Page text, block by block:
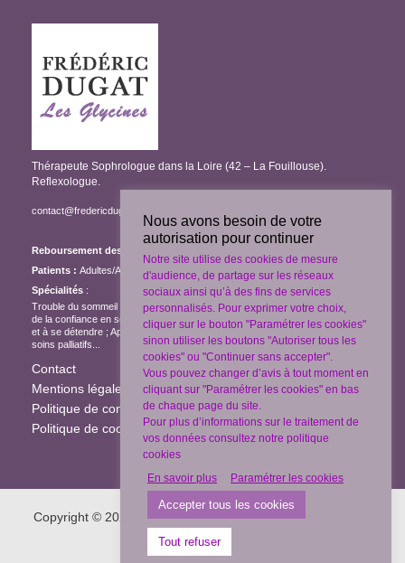
Thérapeute Sophrologue dans la Loire (42 – La Fouillouse).
Reflexologue.
contact@fredericdugat-sophrologie.fr
Reboursement des séances :
Patients : Adultes/Adolescents/Enfants
Spécialités :
Trouble du sommeil ; Gestion du stress et de ses émotions ; Développement
de la confiance en soi ; Développement du lâcher prise ; Apprendre à respirer
et à se détendre ; Apprendre à positiver ; Accompagnement du deuil et des
soins palliatifs...
Contact
Mentions légales
Politique de confidentialité
Politique de cookies / Gérer mes cookies
Copyright © 2026 - Frédéric Dugat | Site créé par
Nous avons besoin de votre
autorisation pour continuer
Notre site utilise des cookies de mesure
d'audience, de partage sur les réseaux
sociaux ainsi qu’à des fins de services
personnalisés. Pour exprimer votre choix,
cliquer sur le bouton "Paramétrer les cookies"
sinon utiliser les boutons "Autoriser tous les
cookies" ou "Continuer sans accepter".
Vous pouvez changer d’avis à tout moment en
cliquant sur "Paramétrer les cookies" en bas
de chaque page du site.
Pour plus d’informations sur le traitement de
vos données consultez notre politique
cookies
En savoir plus
Paramétrer les cookies
Accepter tous les cookies
Tout refuser